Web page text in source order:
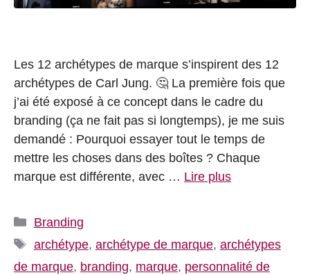
Les 12 archétypes de marque s’inspirent des 12
archétypes de Carl Jung. 🤔 La première fois que
j’ai été exposé à ce concept dans le cadre du
branding (ça ne fait pas si longtemps), je me suis
demandé : Pourquoi essayer tout le temps de
mettre les choses dans des boîtes ? Chaque
marque est différente, avec … Lire plus
Catégories
Branding
Étiquettes
archétype, archétype de marque, archétypes
de marque, branding, marque, personnalité de